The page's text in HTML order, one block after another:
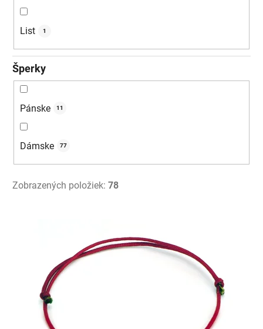
List 1
Šperky
Pánske 11
Dámske 77
Zobrazených položiek: 78